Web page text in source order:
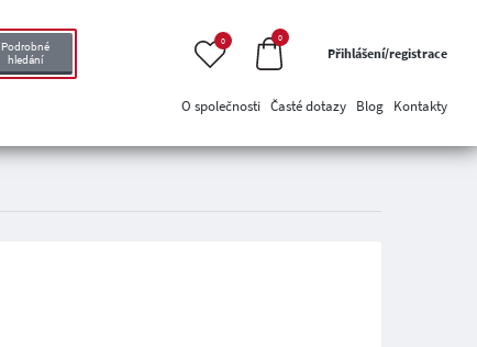
Podrobné
hledání
0 0
Přihlášení/registrace
O společnosti Časté dotazy Blog Kontakty